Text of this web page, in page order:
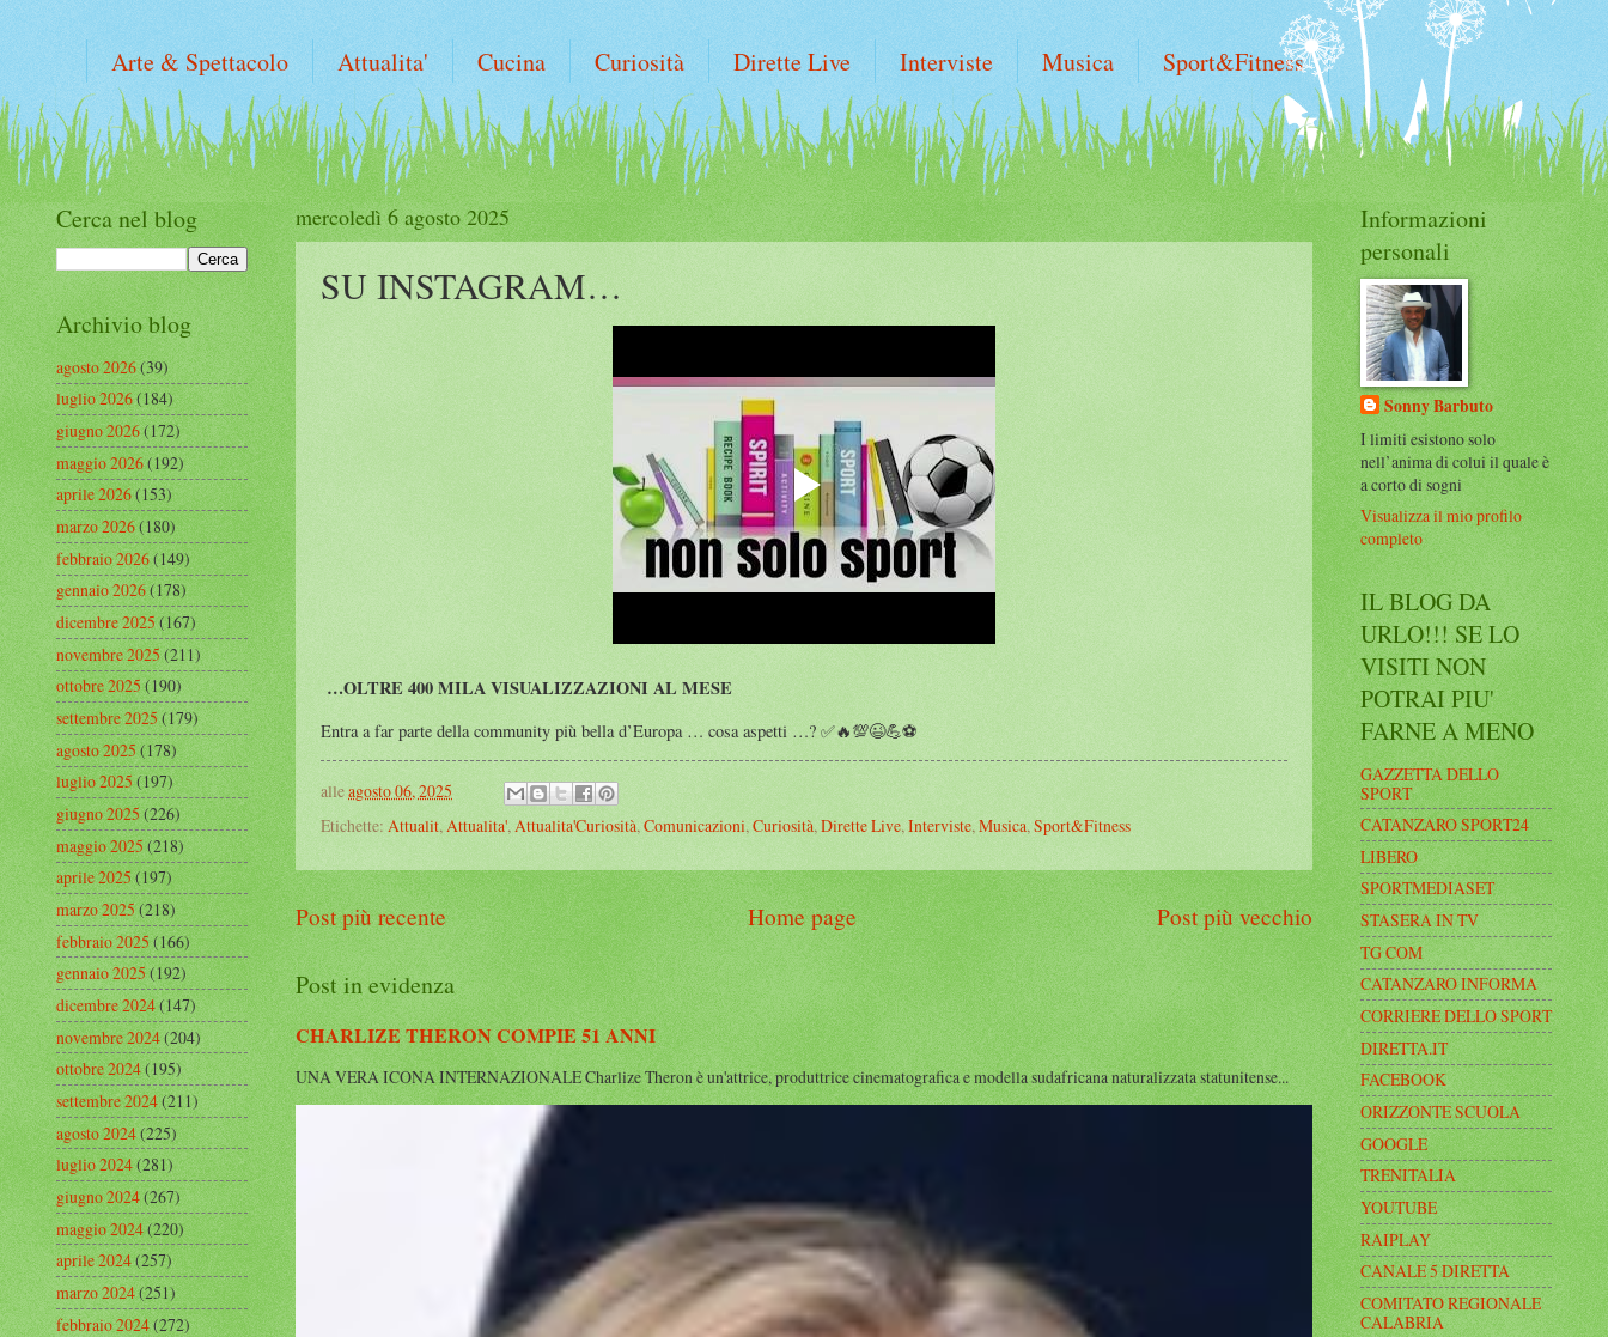
Arte & Spettacolo Attualita' Cucina Curiosità Dirette Live Interviste Musica Sport&Fitness
mercoledì 6 agosto 2025
SU INSTAGRAM…
…OLTRE 400 MILA VISUALIZZAZIONI AL MESE
Entra a far parte della community più bella d’Europa … cosa aspetti …? ✅🔥💯😉💪⚽️
alleagosto 06, 2025
Etichette: Attualit,Attualita',Attualita'Curiosità,Comunicazioni,Curiosità,Dirette Live,Interviste,Musica,Sport&Fitness
Post più recente Post più vecchio
Home page
Post in evidenza
CHARLIZE THERON COMPIE 51 ANNI
UNA VERA ICONA INTERNAZIONALE Charlize Theron è un'attrice, produttrice cinematografica e modella sudafricana naturalizzata statunitense...
Cerca nel blog
Archivio blog
agosto 2026(39)
luglio 2026(184)
giugno 2026(172)
maggio 2026(192)
aprile 2026(153)
marzo 2026(180)
febbraio 2026(149)
gennaio 2026(178)
dicembre 2025(167)
novembre 2025(211)
ottobre 2025(190)
settembre 2025(179)
agosto 2025(178)
luglio 2025(197)
giugno 2025(226)
maggio 2025(218)
aprile 2025(197)
marzo 2025(218)
febbraio 2025(166)
gennaio 2025(192)
dicembre 2024(147)
novembre 2024(204)
ottobre 2024(195)
settembre 2024(211)
agosto 2024(225)
luglio 2024(281)
giugno 2024(267)
maggio 2024(220)
aprile 2024(257)
marzo 2024(251)
febbraio 2024(272)
Informazioni
personali
Sonny Barbuto
I limiti esistono solo
nell’anima di colui il quale è
a corto di sogni
Visualizza il mio profilo
completo
IL BLOG DA
URLO!!! SE LO
VISITI NON
POTRAI PIU'
FARNE A MENO
GAZZETTA DELLO
SPORT
CATANZARO SPORT24
LIBERO
SPORTMEDIASET
STASERA IN TV
TG COM
CATANZARO INFORMA
CORRIERE DELLO SPORT
DIRETTA.IT
FACEBOOK
ORIZZONTE SCUOLA
GOOGLE
TRENITALIA
YOUTUBE
RAIPLAY
CANALE 5 DIRETTA
COMITATO REGIONALE
CALABRIA